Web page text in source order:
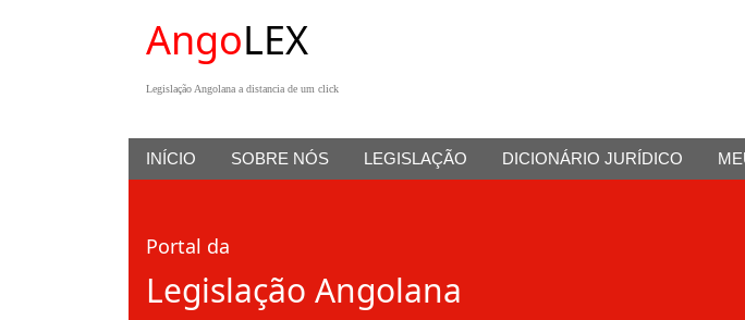
AngoLEX
Legislação Angolana a distancia de um click
INÍCIO SOBRE NÓS LEGISLAÇÃO DICIONÁRIO JURÍDICO
Portal da
Legislação Angolana